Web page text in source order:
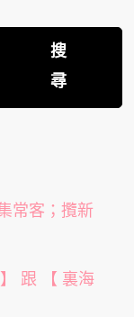
搜
尋
常客；攬新
跟 【 裏海